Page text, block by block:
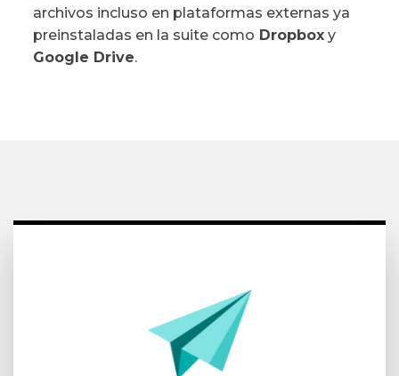
archivos incluso en plataformas externas ya
preinstaladas en la suite como Dropbox y
Google Drive.